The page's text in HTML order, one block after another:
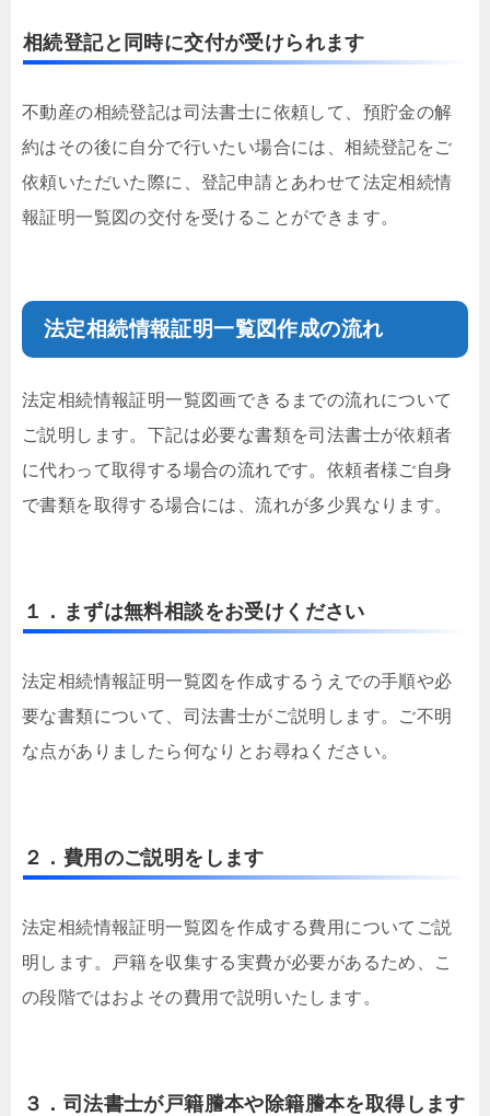
相続登記と同時に交付が受けられます
不動産の相続登記は司法書士に依頼して、預貯金の解
約はその後に自分で行いたい場合には、相続登記をご
依頼いただいた際に、登記申請とあわせて法定相続情
報証明一覧図の交付を受けることができます。
法定相続情報証明一覧図作成の流れ
法定相続情報証明一覧図画できるまでの流れについて
ご説明します。下記は必要な書類を司法書士が依頼者
に代わって取得する場合の流れです。依頼者様ご自身
で書類を取得する場合には、流れが多少異なります。
１．まずは無料相談をお受けください
法定相続情報証明一覧図を作成するうえでの手順や必
要な書類について、司法書士がご説明します。ご不明
な点がありましたら何なりとお尋ねください。
２．費用のご説明をします
法定相続情報証明一覧図を作成する費用についてご説
明します。戸籍を収集する実費が必要があるため、こ
の段階ではおよその費用で説明いたします。
３．司法書士が戸籍謄本や除籍謄本を取得します